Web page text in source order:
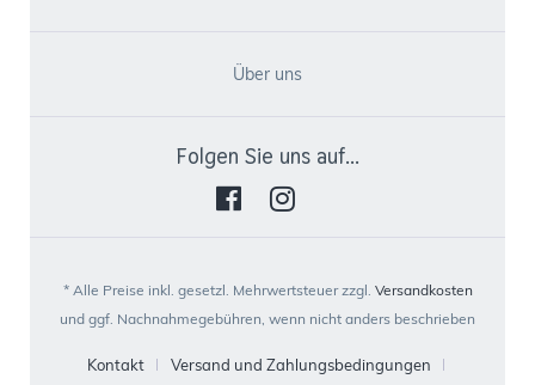
Über uns
Folgen Sie uns auf...
* Alle Preise inkl. gesetzl. Mehrwertsteuer zzgl. Versandkosten
und ggf. Nachnahmegebühren, wenn nicht anders beschrieben
Kontakt Versand und Zahlungsbedingungen